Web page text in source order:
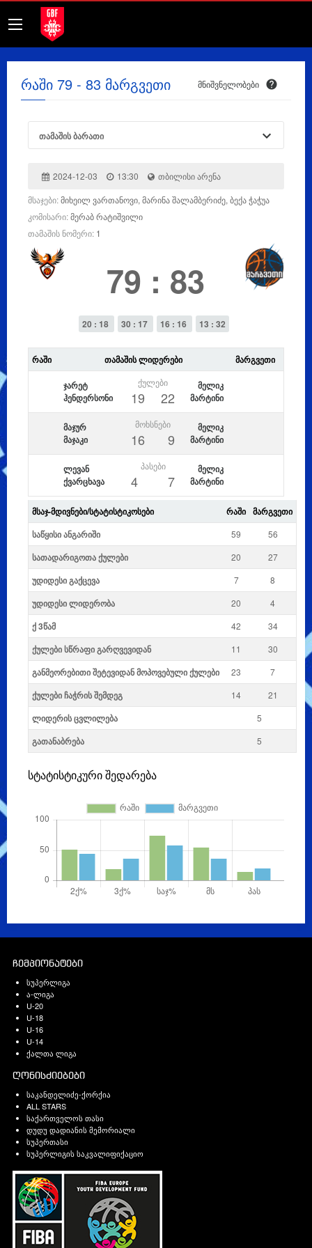
რაში 79 - 83 მარგვეთი მნიშვნელობები
თამაშის ბარათი
2024-12-03 13:30
თბილისი არენა
მსაჯები:მიხეილ ვართანოვი, მარინა შალამბერიძე, ბექა ჭაჭუა
კომისარი:მერაბ რატიშვილი
თამაშის ნომერი: 1
79 : 83
20 : 18 30 : 17 16 : 16 13 : 32
ᲠᲐᲨᲘ ᲗᲐᲛᲐᲨᲘᲡ ᲚᲘᲓᲔᲠᲔᲑᲘ ᲛᲐᲠᲒᲕᲔᲗᲘ
ჯარეტ
ჰენდერსონი
ᲥᲣᲚᲔᲑᲘ
19 22
მელიკ
მარტინი
მაჯურ
მაჯაკი
ᲛᲝᲮᲡᲜᲔᲑᲘ
16 9
მელიკ
მარტინი
ლევან
ქვარცხავა
ᲞᲐᲡᲔᲑᲘ
4 7
მელიკ
მარტინი
ᲛᲡᲐᲯ-ᲛᲓᲘᲕᲜᲔᲑᲘ/ᲡᲢᲐᲢᲘᲡᲢᲘᲙᲝᲡᲔᲑᲘ ᲠᲐᲨᲘ ᲛᲐᲠᲒᲕᲔᲗᲘ
საწყისი ანგარიში
59 56
სათადარიგოთა ქულები 20 27
უდიდესი გაქცევა 7 8
უდიდესი ლიდერობა 20 4
ქ 3წამ 42 34
ქულები სწრაფი გარღვევიდან 11 30
განმეორებითი შეტევიდან მოპოვებული ქულები 23 7
ქულები ჩაჭრის შემდეგ 14 21
ლიდერის ცვლილება 5
გათანაბრება 5
სტატისტიკური შედარება
ჩემპიონატები
სუპერლიგა
ა-ლიგა
U-20
U-18
U-16
U-14
ქალთა ლიგა
ღონისძიებები
საკანდელიძე-ქორქია
ALL STARS
საქართველოს თასი
დუდუ დადიანის მემორიალი
სუპერთასი
სუპერლიგის საკვალიფიქაციო